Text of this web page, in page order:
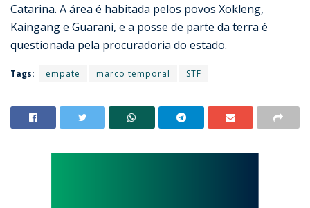
Catarina. A área é habitada pelos povos Xokleng,
Kaingang e Guarani, e a posse de parte da terra é
questionada pela procuradoria do estado.
Tags: empate marco temporal STF